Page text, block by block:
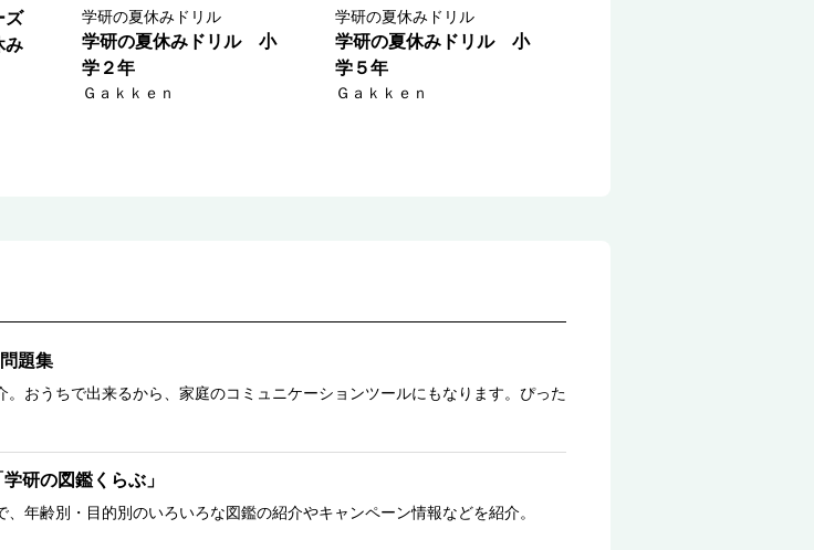
ズ
み
学研の夏休みドリル
学研の夏休みドリル 小
学２年
Ｇａｋｋｅｎ
学研の夏休みドリル
学研の夏休みドリル 小
学５年
Ｇａｋｋｅｎ
題集
おうちで出来るから、家庭のコミュニケーションツールにもなります。ぴった
研の図鑑くらぶ」
年齢別・目的別のいろいろな図鑑の紹介やキャンペーン情報などを紹介。